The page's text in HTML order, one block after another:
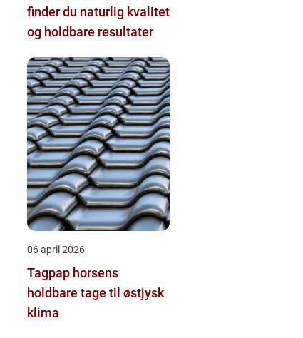
finder du naturlig kvalitet
og holdbare resultater
06 april 2026
Tagpap horsens
holdbare tage til østjysk
klima